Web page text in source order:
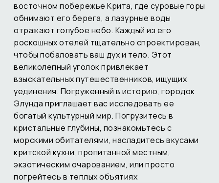
восточном побережье Крита, где суровые горы
обнимают его берега, а лазурные воды
отражают голубое небо. Каждый из его
роскошных отелей тщательно спроектирован,
чтобы побаловать ваш дух и тело. Этот
великолепный уголок привлекает
взыскательных путешественников, ищущих
уединения. Погруженный в историю, городок
Элунда приглашает вас исследовать ее
богатый культурный мир. Погрузитесь в
кристальные глубины, познакомьтесь с
морскими обитателями, насладитесь вкусами
критской кухни, пропитанной местным,
экзотическим очарованием, или просто
погрейтесь в теплых объятиях